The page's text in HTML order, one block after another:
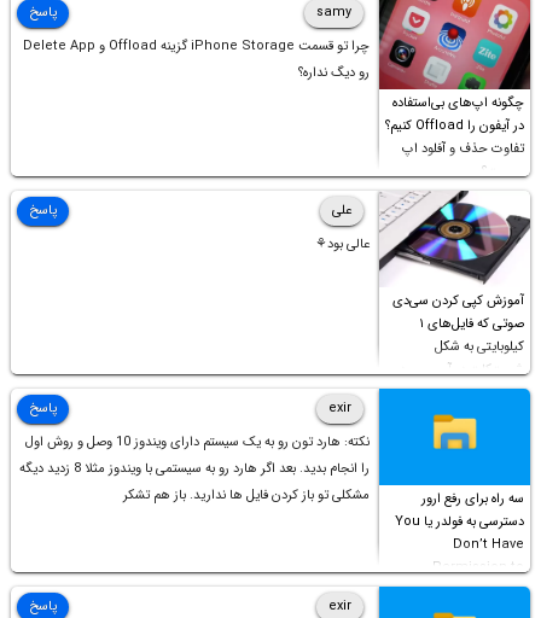
چگونه اپ‌های بی‌استفاده
در آیفون را Offload کنیم؟
تفاوت حذف و آفلود اپ
چیست؟
samy
چرا تو قسمت iPhone Storage گزینه Offload و Delete App
رو دیگ نداره؟
پاسخ
آموزش کپی کردن سی‌دی
صوتی که فایل‌های ۱
کیلوبایتی به شکل
شورت‌کات در آن موجود
است!
علی
عالی بود⚘
پاسخ
سه راه برای رفع ارور
دسترسی به فولدر یا You
Don’t Have
Permission to
Access this folder
exir
نکته: هارد تون رو به یک سیستم دارای ویندوز 10 وصل و روش اول
را انجام بدید. بعد اگر هارد رو به سیستمی با ویندوز مثلا 8 زدید دیگه
مشکلی تو باز کردن فایل ها ندارید. باز هم تشکر
پاسخ
exir
پاسخ